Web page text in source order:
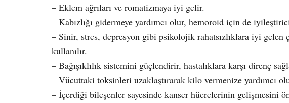
– Eklem ağrıları ve romatizmaya iyi gelir.
– Kabızlığı gidermeye yardımcı olur, hemoroid için de
– Sinir, stres, depresyon gibi psikolojik rahatsızlıklara iyi gelen
kullanılır.
– Bağışıklılık sistemini güçlendirir, hastalıklara karşı direnç
– Vücuttaki toksinleri uzaklaştırarak kilo vermenize yardımcı
– İçerdiği bileşenler sayesinde kanser hücrelerinin gelişmesini